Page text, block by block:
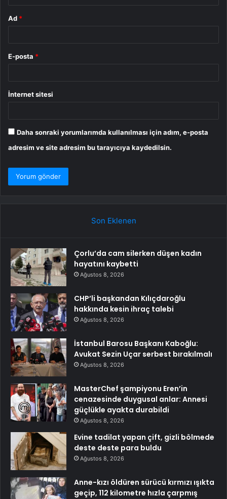
Ad *
E-posta *
İnternet sitesi
Daha sonraki yorumlarımda kullanılması için adım, e-posta
adresim ve site adresim bu tarayıcıya kaydedilsin.
Son Eklenen
Çorlu’da cam silerken düşen kadın
hayatını kaybetti
Ağustos 8, 2026
CHP’li başkandan Kılıçdaroğlu
hakkında kesin ihraç talebi
Ağustos 8, 2026
İstanbul Barosu Başkanı Kaboğlu:
Avukat Sezin Uçar serbest bırakılmalı
Ağustos 8, 2026
MasterChef şampiyonu Eren’in
cenazesinde duygusal anlar: Annesi
güçlükle ayakta durabildi
Ağustos 8, 2026
Evine tadilat yapan çift, gizli bölmede
deste deste para buldu
Ağustos 8, 2026
Anne-kızı öldüren sürücü kırmızı ışıkta
geçip, 112 kilometre hızla çarpmış